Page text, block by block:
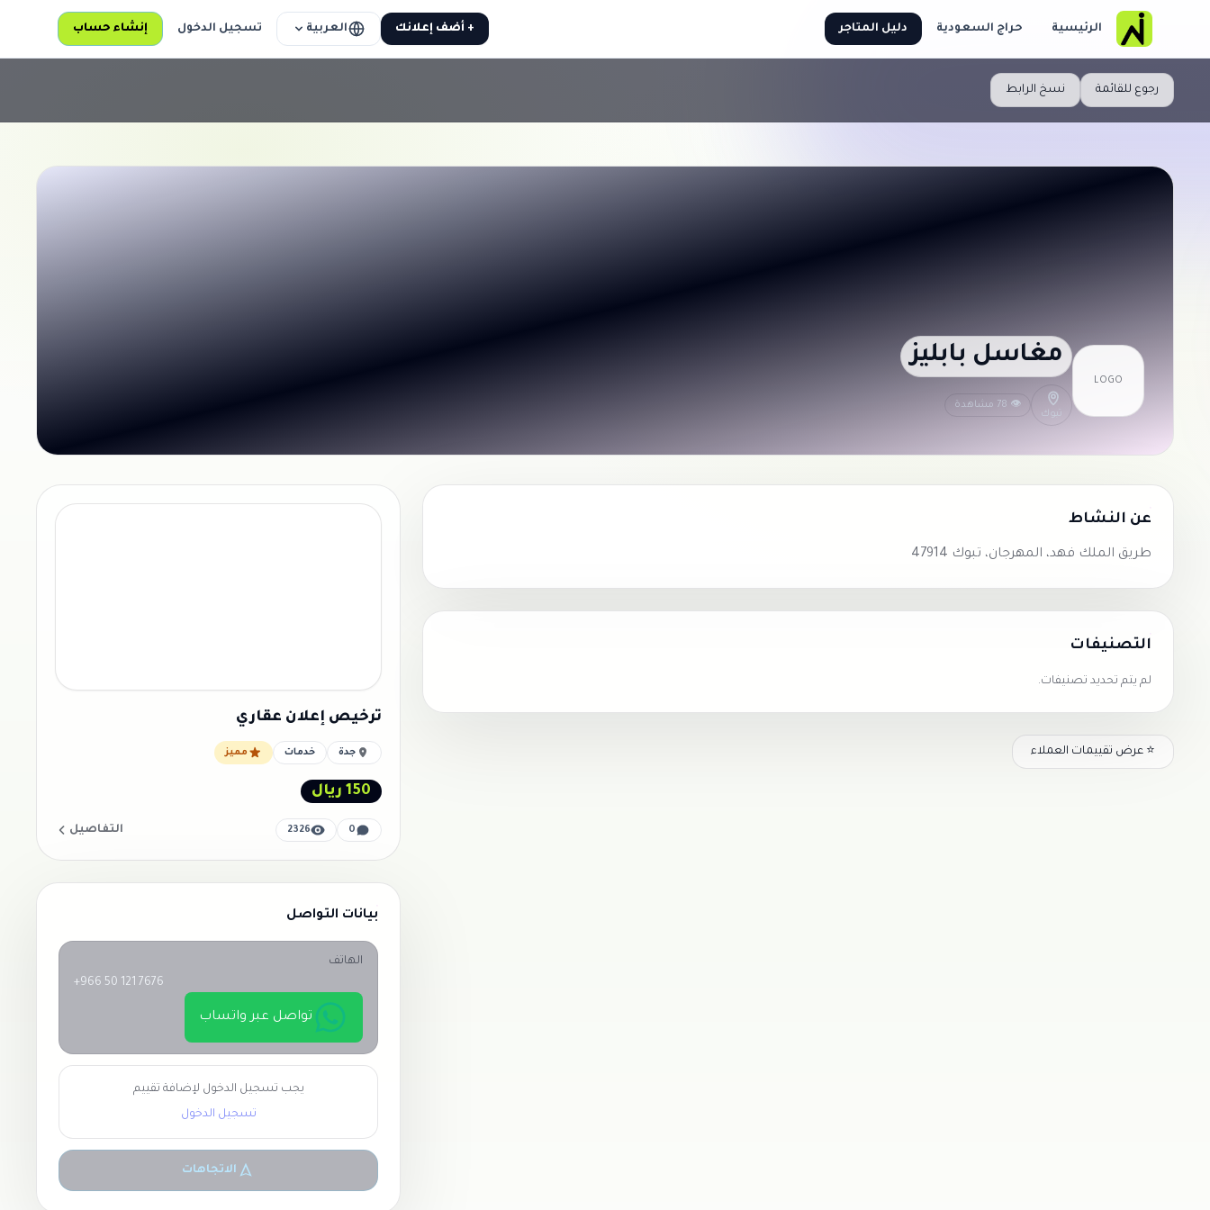
الرئيسية حراج السعودية دليل المتاجر + أضف إعلانك العربية تسجيل الدخول إنشاء حساب
رجوع للقائمة نسخ الرابط
LOGO
مغاسل بابليز
تبوك
👁 78 مشاهدة
عن النشاط
طريق الملك فهد، المهرجان، تبوك 47914
التصنيفات
لم يتم تحديد تصنيفات.
⭐ عرض تقييمات العملاء
ترخيص إعلان عقاري
جدة خدمات مميز
150 ريال
0
2326 التفاصيل
بيانات التواصل
الهاتف
+966 50 121 7676
تواصل عبر واتساب
يجب تسجيل الدخول لإضافة تقييم
تسجيل الدخول
الاتجاهات